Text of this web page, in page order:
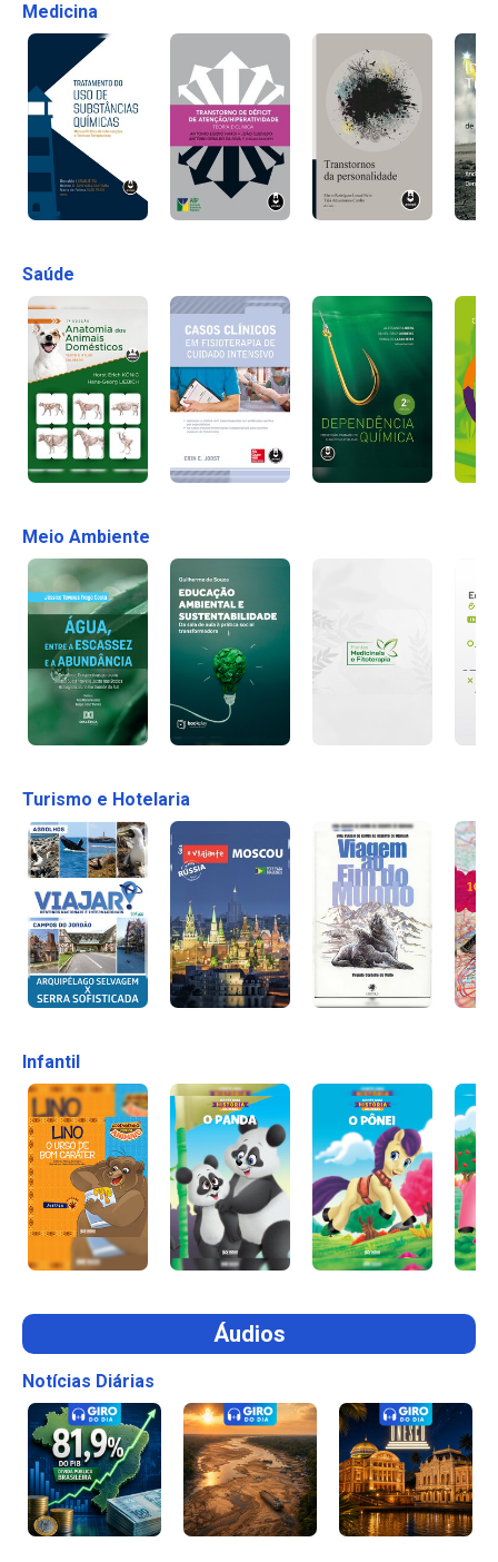
Medicina
Saúde
Meio Ambiente
Turismo e Hotelaria
Infantil
Áudios
Notícias Diárias